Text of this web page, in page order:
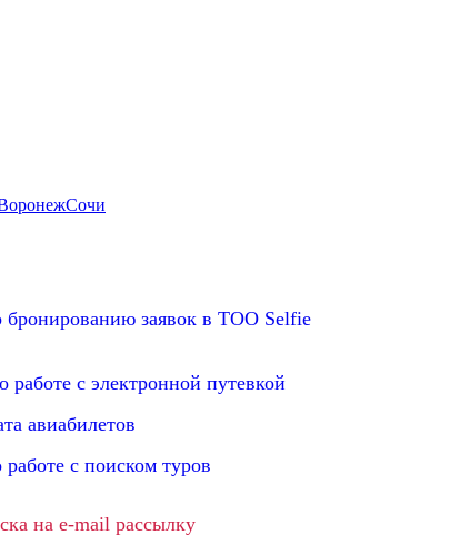
Сочи
бронированию заявок в ТОО Selfie
с электронной путевкой
авиабилетов
с поиском туров
на e-mail рассылку